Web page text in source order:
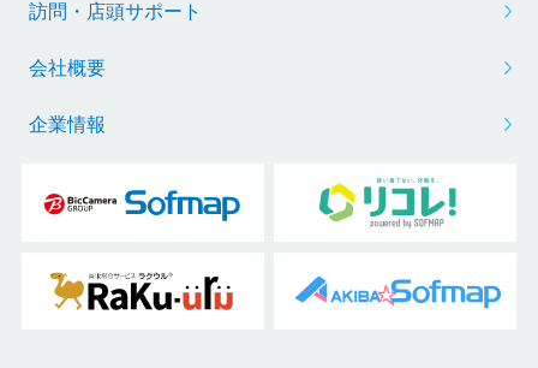
訪問・店頭サポート
会社概要
企業情報